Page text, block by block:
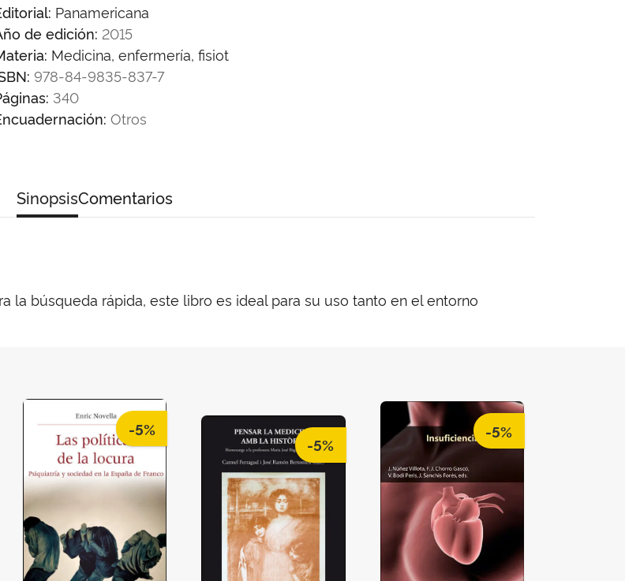
Panamericana
de edición: 2015
Medicina, enfermería, fisiot
978-84-9835-837-7
340
Otros
SinopsisComentarios
la búsqueda rápida, este libro es ideal para su uso tanto en el entorno
-5%
-5%
-5%